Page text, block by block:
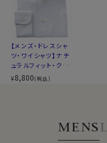
▼見た目や質感はより
方
綿×ポリエステル混紡
綿の風合いを活かしつ
いバランス型素材です。
Companyの商標です。
【メンズ・ドレスシャ
ツ・ワイシャツ】ナチ
ュラルフィット・クー
ルマックス・オールシ
ーズン・ドライ・形態
キッパー・第一ボタ
¥8,800(税込)
MENS